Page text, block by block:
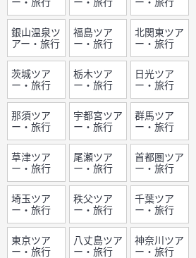
銀山温泉ツ
アー・旅行
福島ツア
ー・旅行
北関東ツア
ー・旅行
茨城ツア
ー・旅行
栃木ツア
ー・旅行
日光ツア
ー・旅行
那須ツア
ー・旅行
宇都宮ツア
ー・旅行
群馬ツア
ー・旅行
草津ツア
ー・旅行
尾瀬ツア
ー・旅行
首都圏ツア
ー・旅行
埼玉ツア
ー・旅行
秩父ツア
ー・旅行
千葉ツア
ー・旅行
東京ツア
ー・旅行
八丈島ツア
ー・旅行
神奈川ツア
ー・旅行